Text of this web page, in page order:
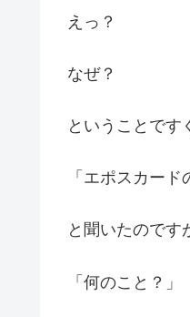
えっ？
なぜ？
ということです
「エポスカー
と聞いたのです
「何のこと？」